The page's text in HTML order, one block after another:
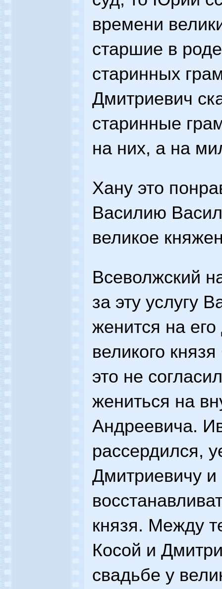
времени
старшие в
старинных
Дмитриевич
старинные
на них, а на
Хану это
Василию
великое
Всеволжский
за эту услугу
женится на
великого
это не
жениться на
Андреевича.
рассердился,
Дмитриевичу и
князя. Между
Косой и
свадьбе у